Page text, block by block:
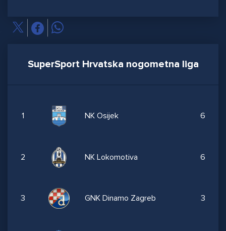
SuperSport Hrvatska nogometna liga
1 NK Osijek 6
2 NK Lokomotiva 6
3 GNK Dinamo Zagreb 3